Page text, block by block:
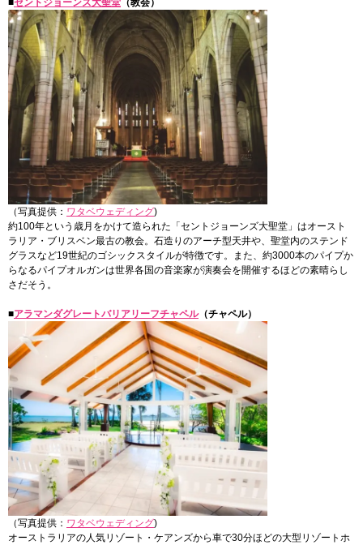
■セントジョーンズ大聖堂 （教会）
（写真提供： ワタベウェディング)
約100年という歳月をかけて造られた「セントジョーンズ大聖堂」はオースト
ラリア・ブリスベン最古の教会。石造りのアーチ型天井や、聖堂内のステンド
グラスなど19世紀のゴシックスタイルが特徴です。また、約3000本のパイプか
らなるパイプオルガンは世界各国の音楽家が演奏会を開催するほどの素晴らし
さだそう。
■アラマンダグレートバリアリーフチャペル（チャペル）
（写真提供： ワタベウェディング)
オーストラリアの人気リゾート・ケアンズから車で30分ほどの大型リゾートホ